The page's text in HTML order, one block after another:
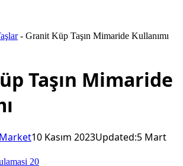
- Granit Küp Taşın Mimaride Kullanımı
Taşın Mimaride
10 Kasım 2023Updated:5 Mart